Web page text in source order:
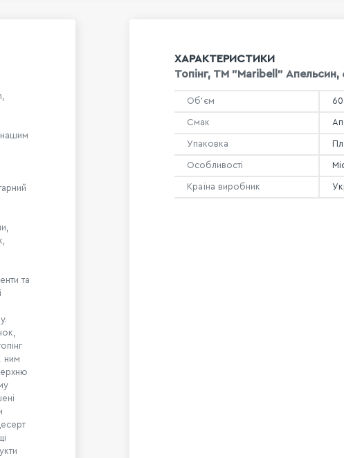
нашим
та
ним
ХАРАКТЕРИСТИКИ
Топінг, ТМ "Maribell" Апельсин,
Об'єм
Смак
Упаковка
Особливості
Країна виробник